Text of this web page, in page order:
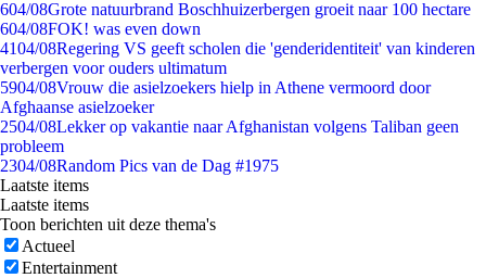
604/08Grote natuurbrand Boschhuizerbergen groeit naar 100 hectare
604/08FOK! was even down
4104/08Regering VS geeft scholen die 'genderidentiteit' van kinderen
verbergen voor ouders ultimatum
5904/08Vrouw die asielzoekers hielp in Athene vermoord door
Afghaanse asielzoeker
2504/08Lekker op vakantie naar Afghanistan volgens Taliban geen
probleem
2304/08Random Pics van de Dag #1975
Laatste items
Laatste items
Toon berichten uit deze thema's
Actueel
Entertainment